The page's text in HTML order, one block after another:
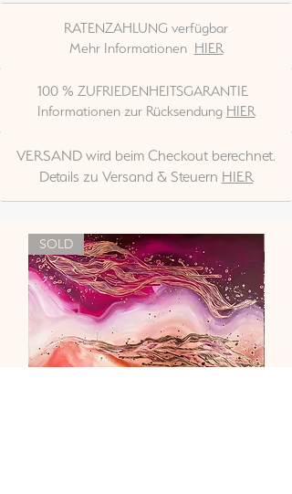
RATENZAHLUNG verfügbar
Mehr Informationen HIER
100 % ZUFRIEDENHEITSGARANTIE
Informationen zur Rücksendung HIER
VERSAND wird beim Checkout berechnet.
Details zu Versand & Steuern HIER
SOLD